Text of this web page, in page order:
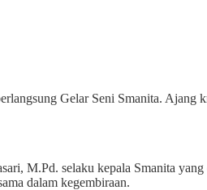
Gelar Seni Smanita.
M.Pd. selaku kepala Smanita
dalam kegembiraan.